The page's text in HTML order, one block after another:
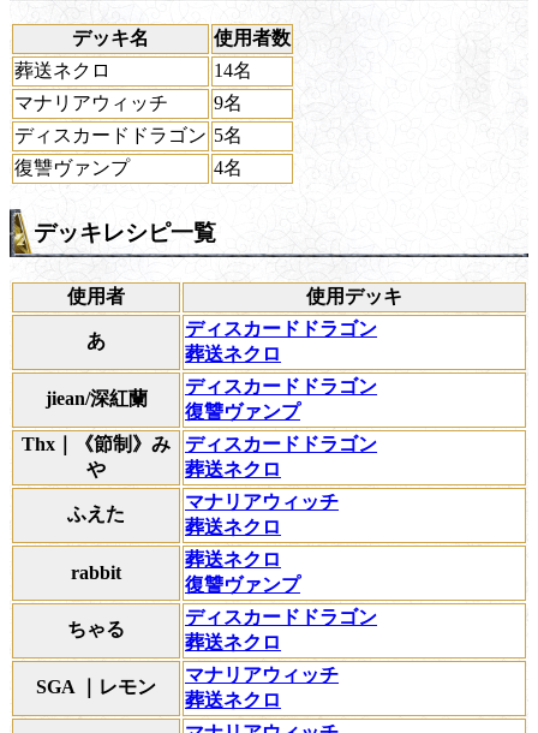
デッキ名
使用者数
葬送ネクロ
14名
マナリアウィッチ
9名
ディスカードドラゴン 5名
復讐ヴァンプ
4名
デッキレシピ一覧
使用者 使用デッキ
あ
ディスカードドラゴン
葬送ネクロ
jiean/深紅蘭
ディスカードドラゴン
復讐ヴァンプ
Thx｜《節制》み
や
ディスカードドラゴン
葬送ネクロ
ふえた
マナリアウィッチ
葬送ネクロ
rabbit
葬送ネクロ
復讐ヴァンプ
ちゃる
ディスカードドラゴン
葬送ネクロ
SGA ｜レモン
マナリアウィッチ
葬送ネクロ